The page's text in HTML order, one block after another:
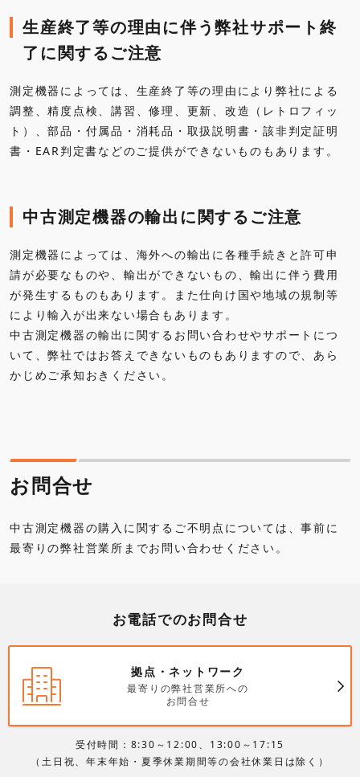
生産終了等の理由に伴う弊社サポート終
了に関するご注意
測定機器によっては、生産終了等の理由により弊社による
調整、精度点検、講習、修理、更新、改造（レトロフィッ
ト）、部品・付属品・消耗品・取扱説明書・該非判定証明
書・EAR判定書などのご提供ができないものもあります。
中古測定機器の輸出に関するご注意
測定機器によっては、海外への輸出に各種手続きと許可申
請が必要なものや、輸出ができないもの、輸出に伴う費用
が発生するものもあります。また仕向け国や地域の規制等
により輸入が出来ない場合もあります。
中古測定機器の輸出に関するお問い合わせやサポートにつ
いて、弊社ではお答えできないものもありますので、あら
かじめご承知おきください。
お問合せ
中古測定機器の購入に関するご不明点については、事前に
最寄りの弊社営業所までお問い合わせください。
お電話でのお問合せ
拠点・ネットワーク
最寄りの弊社営業所への
お問合せ
受付時間：8:30～12:00、13:00～17:15
（土日祝、年末年始・夏季休業期間等の会社休業日は除く）